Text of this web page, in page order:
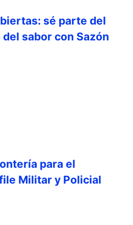
sé parte del
sabor con Sazón
para el
Militar y Policial